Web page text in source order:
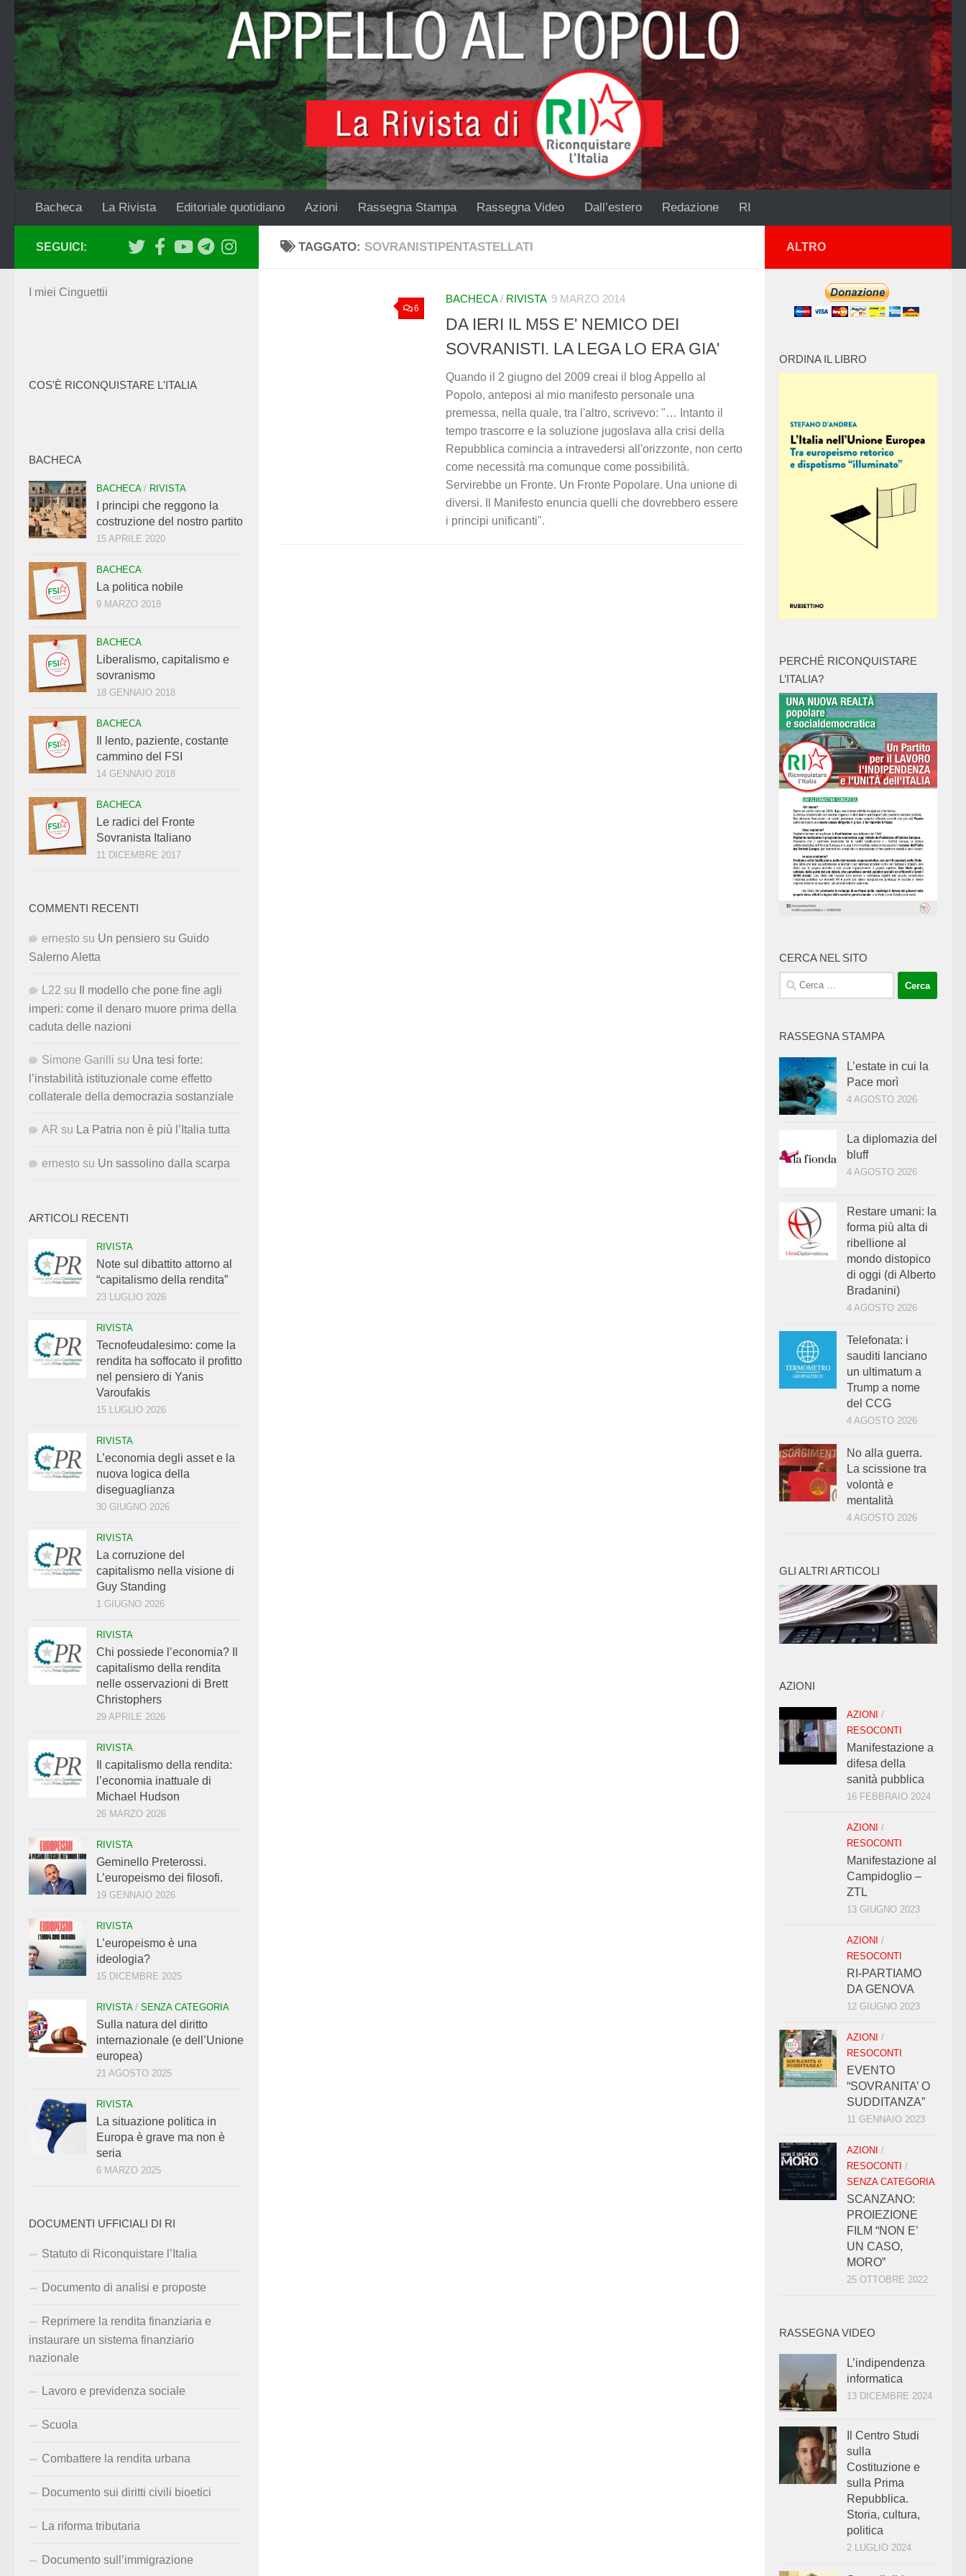
Salta al contenuto
Bacheca La Rivista Editoriale quotidiano Azioni Rassegna Stampa Rassegna Video Dall’estero Redazione RI
TAGGATO: SOVRANISTIPENTASTELLATI
6
BACHECA/ RIVISTA 9 MARZO 2014
DA IERI IL M5S E' NEMICO DEI
SOVRANISTI. LA LEGA LO ERA GIA'
Quando il 2 giugno del 2009 creai il blog Appello al
Popolo, anteposi al mio manifesto personale una
premessa, nella quale, tra l'altro, scrivevo: "… Intanto il
tempo trascorre e la soluzione jugoslava alla crisi della
Repubblica comincia a intravedersi all'orizzonte, non certo
come necessità ma comunque come possibilità.
Servirebbe un Fronte. Un Fronte Popolare. Una unione di
diversi. Il Manifesto enuncia quelli che dovrebbero essere
i principi unificanti".
SEGUICI:
I miei Cinguettii
COS'È RICONQUISTARE L'ITALIA
BACHECA
BACHECA/ RIVISTA
I principi che reggono la
costruzione del nostro partito
15 APRILE 2020
BACHECA
La politica nobile
9 MARZO 2018
BACHECA
Liberalismo, capitalismo e
sovranismo
18 GENNAIO 2018
BACHECA
Il lento, paziente, costante
cammino del FSI
14 GENNAIO 2018
BACHECA
Le radici del Fronte
Sovranista Italiano
11 DICEMBRE 2017
COMMENTI RECENTI
ernesto su Un pensiero su Guido
Salerno Aletta
L22 su
Il modello che pone fine agli
imperi: come il denaro muore prima della
caduta delle nazioni
Simone Garilli su Una tesi forte:
l’instabilità istituzionale come effetto
collaterale della democrazia sostanziale
AR su La Patria non è più l’Italia tutta
ernesto su Un sassolino dalla scarpa
ARTICOLI RECENTI
RIVISTA
Note sul dibattito attorno al
“capitalismo della rendita”
23 LUGLIO 2026
RIVISTA
Tecnofeudalesimo: come la
rendita ha soffocato il profitto
nel pensiero di Yanis
Varoufakis
15 LUGLIO 2026
RIVISTA
L’economia degli asset e la
nuova logica della
diseguaglianza
30 GIUGNO 2026
RIVISTA
La corruzione del
capitalismo nella visione di
Guy Standing
1 GIUGNO 2026
RIVISTA
Chi possiede l’economia? Il
capitalismo della rendita
nelle osservazioni di Brett
Christophers
29 APRILE 2026
RIVISTA
Il capitalismo della rendita:
l’economia inattuale di
Michael Hudson
26 MARZO 2026
RIVISTA
Geminello Preterossi.
L’europeismo dei filosofi.
19 GENNAIO 2026
RIVISTA
L’europeismo è una
ideologia?
15 DICEMBRE 2025
RIVISTA/ SENZA CATEGORIA
Sulla natura del diritto
internazionale (e dell’Unione
europea)
21 AGOSTO 2025
RIVISTA
La situazione politica in
Europa è grave ma non è
seria
6 MARZO 2025
DOCUMENTI UFFICIALI DI RI
Statuto di Riconquistare l’Italia
Documento di analisi e proposte
Reprimere la rendita finanziaria e
instaurare un sistema finanziario
nazionale
Lavoro e previdenza sociale
Scuola
Combattere la rendita urbana
Documento sui diritti civili bioetici
La riforma tributaria
Documento sull’immigrazione
ALTRO
ORDINA IL LIBRO
PERCHÉ RICONQUISTARE
L’ITALIA?
CERCA NEL SITO
Ricerca
per:
RASSEGNA STAMPA
L’estate in cui la
Pace morì
4 AGOSTO 2026
La diplomazia del
bluff
4 AGOSTO 2026
Restare umani: la
forma più alta di
ribellione al
mondo distopico
di oggi (di Alberto
Bradanini)
4 AGOSTO 2026
Telefonata: i
sauditi lanciano
un ultimatum a
Trump a nome
del CCG
4 AGOSTO 2026
No alla guerra.
La scissione tra
volontà e
mentalità
4 AGOSTO 2026
GLI ALTRI ARTICOLI
AZIONI
AZIONI /
RESOCONTI
Manifestazione a
difesa della
sanità pubblica
16 FEBBRAIO 2024
AZIONI /
RESOCONTI
Manifestazione al
Campidoglio –
ZTL
13 GIUGNO 2023
AZIONI /
RESOCONTI
RI-PARTIAMO
DA GENOVA
12 GIUGNO 2023
AZIONI /
RESOCONTI
EVENTO
“SOVRANITA’ O
SUDDITANZA”
11 GENNAIO 2023
AZIONI /
RESOCONTI /
SENZA CATEGORIA
SCANZANO:
PROIEZIONE
FILM “NON E’
UN CASO,
MORO”
25 OTTOBRE 2022
RASSEGNA VIDEO
L’indipendenza
informatica
13 DICEMBRE 2024
Il Centro Studi
sulla
Costituzione e
sulla Prima
Repubblica.
Storia, cultura,
politica
2 LUGLIO 2024